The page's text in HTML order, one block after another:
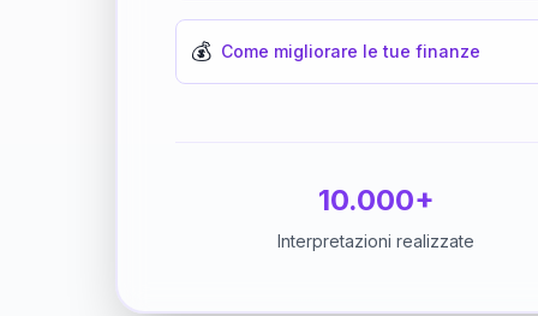
💰 Come migliorare le tue finanze
10.000+
Interpretazioni realizzate